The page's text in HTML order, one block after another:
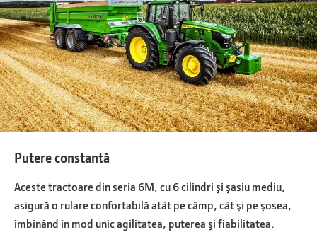
Putere constantă
Aceste tractoare din seria 6M, cu 6 cilindri şi şasiu mediu,
asigură o rulare confortabilă atât pe câmp, cât şi pe şosea,
îmbinând în mod unic agilitatea, puterea şi fiabilitatea.